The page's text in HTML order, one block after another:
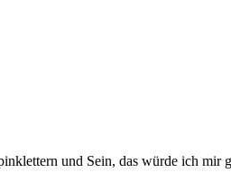
und Sein, das würde ich mir